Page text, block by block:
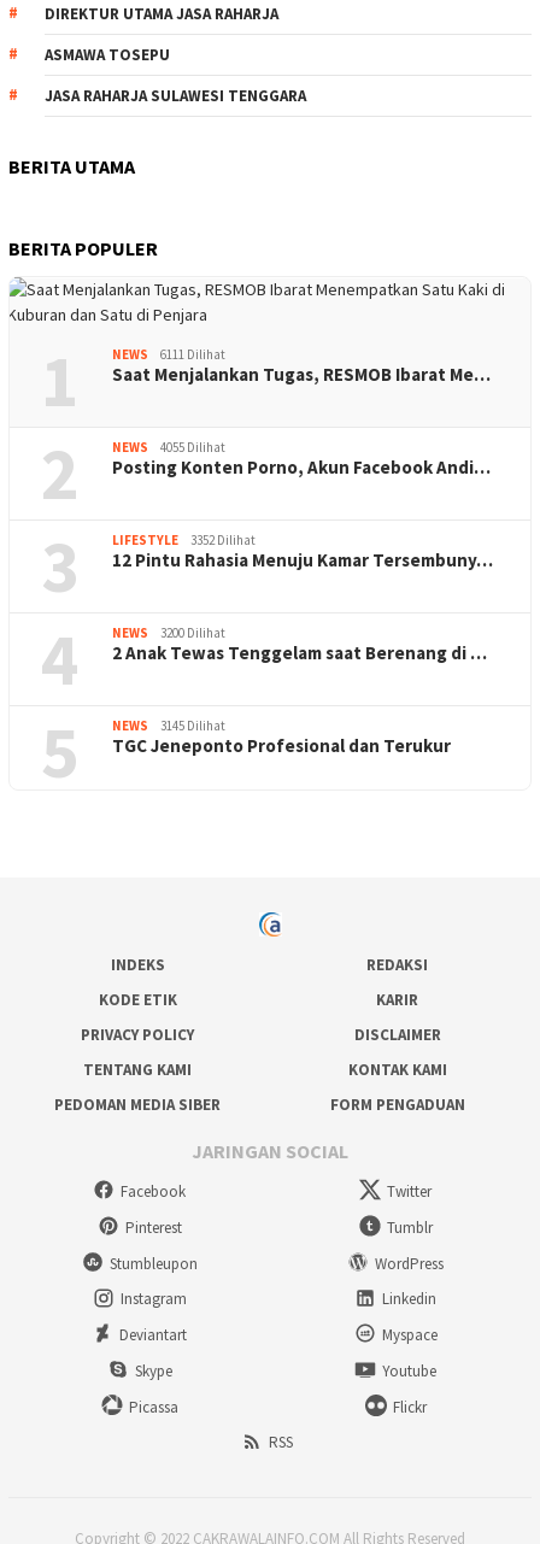
DIREKTUR UTAMA JASA RAHARJA
ASMAWA TOSEPU
JASA RAHARJA SULAWESI TENGGARA
BERITA UTAMA
BERITA POPULER
1 NEWS 6111 Dilihat
Saat Menjalankan Tugas, RESMOB Ibarat Me…
2 NEWS 4055 Dilihat
Posting Konten Porno, Akun Facebook Andi…
3 LIFESTYLE 3352 Dilihat
12 Pintu Rahasia Menuju Kamar Tersembuny…
4 NEWS 3200 Dilihat
2 Anak Tewas Tenggelam saat Berenang di …
5 NEWS 3145 Dilihat
TGC Jeneponto Profesional dan Terukur
INDEKS
REDAKSI
KODE ETIK
KARIR
PRIVACY POLICY
DISCLAIMER
TENTANG KAMI
KONTAK KAMI
PEDOMAN MEDIA SIBER
FORM PENGADUAN
JARINGAN SOCIAL
Facebook
Twitter
Pinterest
Tumblr
Stumbleupon
WordPress
Instagram
Linkedin
Deviantart
Myspace
Skype
Youtube
Picassa
Flickr
RSS
Copyright © 2022 CAKRAWALAINFO.COM All Rights Reserved